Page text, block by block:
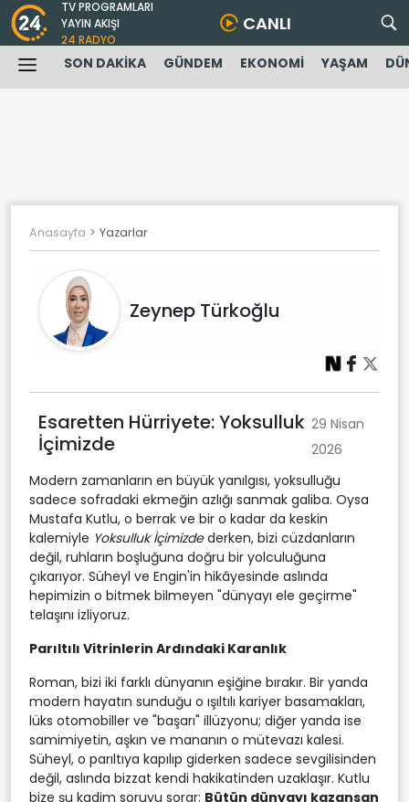
TV PROGRAMLARI
YAYIN AKIŞI
24 RADYO
CANLI
SON DAKİKA GÜNDEM EKONOMİ YAŞAM
Anasayfa Yazarlar
Zeynep Türkoğlu
Esaretten Hürriyete: Yoksulluk
İçimizde
29 Nisan
2026
Modern zamanların en büyük yanılgısı, yoksulluğu
sadece sofradaki ekmeğin azlığı sanmak galiba. Oysa
Mustafa Kutlu, o berrak ve bir o kadar da keskin
kalemiyle Yoksulluk İçimizdederken, bizi cüzdanların
değil, ruhların boşluğuna doğru bir yolculuğuna
çıkarıyor. Süheyl ve Engin'in hikâyesinde aslında
hepimizin o bitmek bilmeyen "dünyayı ele geçirme"
telaşını izliyoruz.
Parıltılı Vitrinlerin Ardındaki Karanlık
Roman, bizi iki farklı dünyanın eşiğine bırakır. Bir yanda
modern hayatın sunduğu o ışıltılı kariyer basamakları,
lüks otomobiller ve "başarı" illüzyonu; diğer yanda ise
samimiyetin, aşkın ve mananın o mütevazı kalesi.
Süheyl, o parıltıya kapılıp giderken sadece sevgilisinden
değil, aslında bizzat kendi hakikatinden uzaklaşır. Kutlu
bize şu kadim soruyu sorar: Bütün dünyayı kazansan